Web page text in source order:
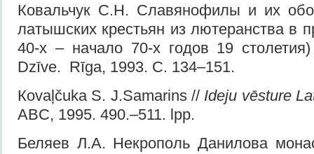
Ковальчук С.Н. Славянофилы и их
латышских крестьян из лютеранства в
40-х – начало 70-х годов 19
Dzīve. Rīga, 1993. С. 134–151.
Коvaļčuka S. J.Samarins // Ideju vēsture
ABC, 1995. 490.–511. lpp.
Беляев Л.А. Некрополь Данилова